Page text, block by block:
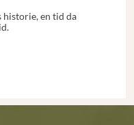
en tid da